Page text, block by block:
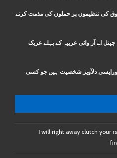
کی تنظیموں پر حملوں کی مذمت کرتے
اے آر وائی عربیہ کے پہلے عربک
دلآویز شخصیت ہیں جو کسی
I will right away clutch your